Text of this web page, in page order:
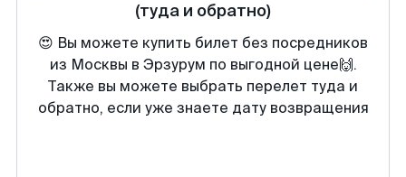
(туда и обратно)
😍 Вы можете купить билет без посредников
из Москвы в Эрзурум по выгодной цене🙌.
Также вы можете выбрать перелет туда и
обратно, если уже знаете дату возвращения